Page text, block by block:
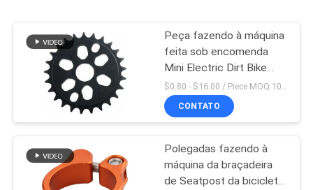
Peça fazendo à máquina
feita sob encomenda
Mini Electric Dirt Bike
Parts do Cnc do OEM
$0.80 - $16.00 / Piece MOQ:10 partes
CONTATO
Polegadas fazendo à
máquina da braçadeira
de Seatpost da bicicleta